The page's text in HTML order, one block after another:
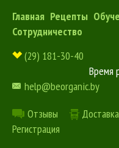
Главная Рецепты
Сотрудничество
(29) 181-30-40
Время
help@beorganic.by
Отзывы
Регистрация